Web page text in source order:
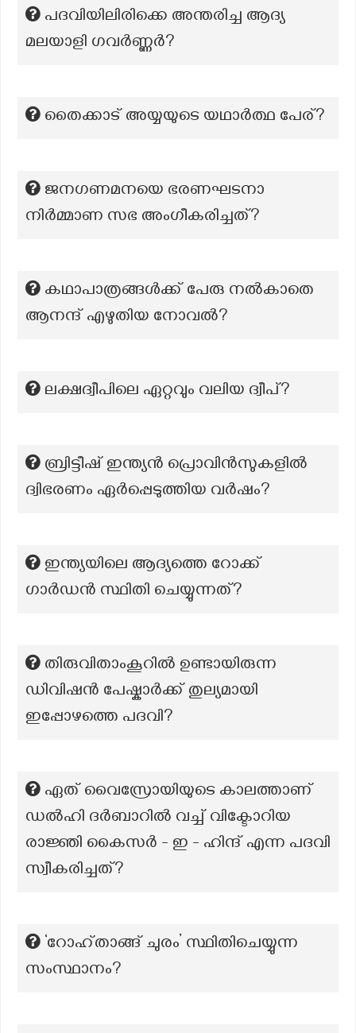
പദവിയിലിരിക്കെ അന്തരിച്ച ആദ്യ
മലയാളി ഗവർണ്ണർ?
തൈക്കാട് അയ്യയുടെ യഥാർത്ഥ പേര്?
ജനഗണമനയെ ഭരണഘടനാ
നിർമ്മാണ സഭ അംഗീകരിച്ചത്?
കഥാപാത്രങ്ങള്‍ക്ക് പേരു നല്‍കാതെ
ആനന്ദ് എഴുതിയ നോവല്‍?
ലക്ഷദ്വീപിലെ ഏറ്റവും വലിയ ദ്വീപ്?
ബ്രിട്ടീഷ് ഇന്ത്യൻ പ്രൊവിൻസുകളിൽ
ദ്വിഭരണം ഏർപ്പെടുത്തിയ വർഷം?
ഇന്ത്യയിലെ ആദ്യത്തെ റോക്ക്
ഗാര്‍ഡന്‍ സ്ഥിതി ചെയ്യുന്നത്?
തിരുവിതാംകൂറിൽ ഉണ്ടായിരുന്ന
ഡിവിഷൻ പേഷ്കാർക്ക് തുല്യമായി
ഇപ്പോഴത്തെ പദവി?
ഏത് വൈസ്രോയിയുടെ കാലത്താണ്
ഡൽഹി ദർബാറിൽ വച്ച് വിക്ടോറിയ
രാജ്ഞി കൈസർ - ഇ - ഹിന്ദ് എന്ന പദവി
സ്വീകരിച്ചത്?
‘റോഹ്താങ്ങ് ചുരം’ സ്ഥിതിചെയ്യുന്ന
സംസ്ഥാനം?